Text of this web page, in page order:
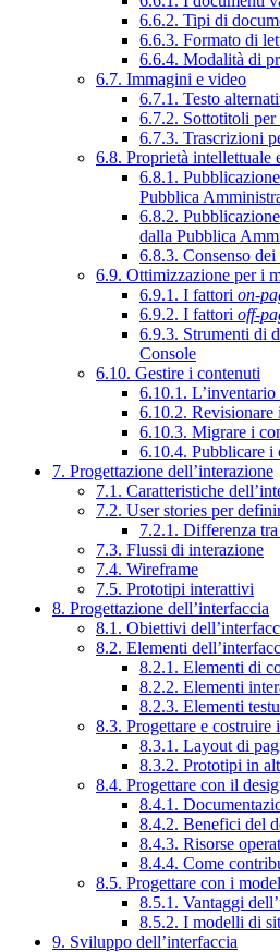
6.6.2. Tipi di
6.6.3. Formato di
6.6.4. Modalità di
6.7. Immagini e video
6.7.1. Testo
6.7.2. Sottotitoli
6.7.3. Trascrizioni
6.8. Proprietà intellettuale
6.8.1.
Pubblica
6.8.2.
dalla Pubblica
6.8.3. Consenso
6.9. Ottimizzazione per i
6.9.1. I fattori on-
6.9.2. I fattori off-
6.9.3. Strumenti di
Console
6.10. Gestire i contenuti
6.10.1.
6.10.2. Revisionare
6.10.3. Migrare i
6.10.4. Pubblicare i
7. Progettazione dell’interazione
7.1. Caratteristiche
7.2. User stories per
7.2.1. Differenza tra
7.3. Flussi di interazione
7.4. Wireframe
7.5. Prototipi interattivi
8. Progettazione dell’interfaccia
8.1. Obiettivi
8.2. Elementi
8.2.1. Elementi di
8.2.2. Elementi
8.2.3. Elementi
8.3. Progettare e costruire
8.3.1. Layout di
8.3.2. Prototipi in
8.4. Progettare con il
8.4.1.
8.4.2. Benefici del
8.4.3. Risorse
8.4.4. Come
8.5. Progettare con i
8.5.1. Vantaggi
8.5.2. I modelli di
9. Sviluppo dell’interfaccia